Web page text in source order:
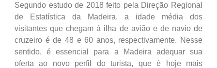
Segundo estudo de 2018 feito pela Direção Regional
de Estatística da Madeira, a idade média dos
visitantes que chegam à ilha de avião e de navio de
cruzeiro é de 48 e 60 anos, respectivamente. Nesse
sentido, é essencial para a Madeira adequar sua
oferta ao novo perfil do turista, que é hoje mais